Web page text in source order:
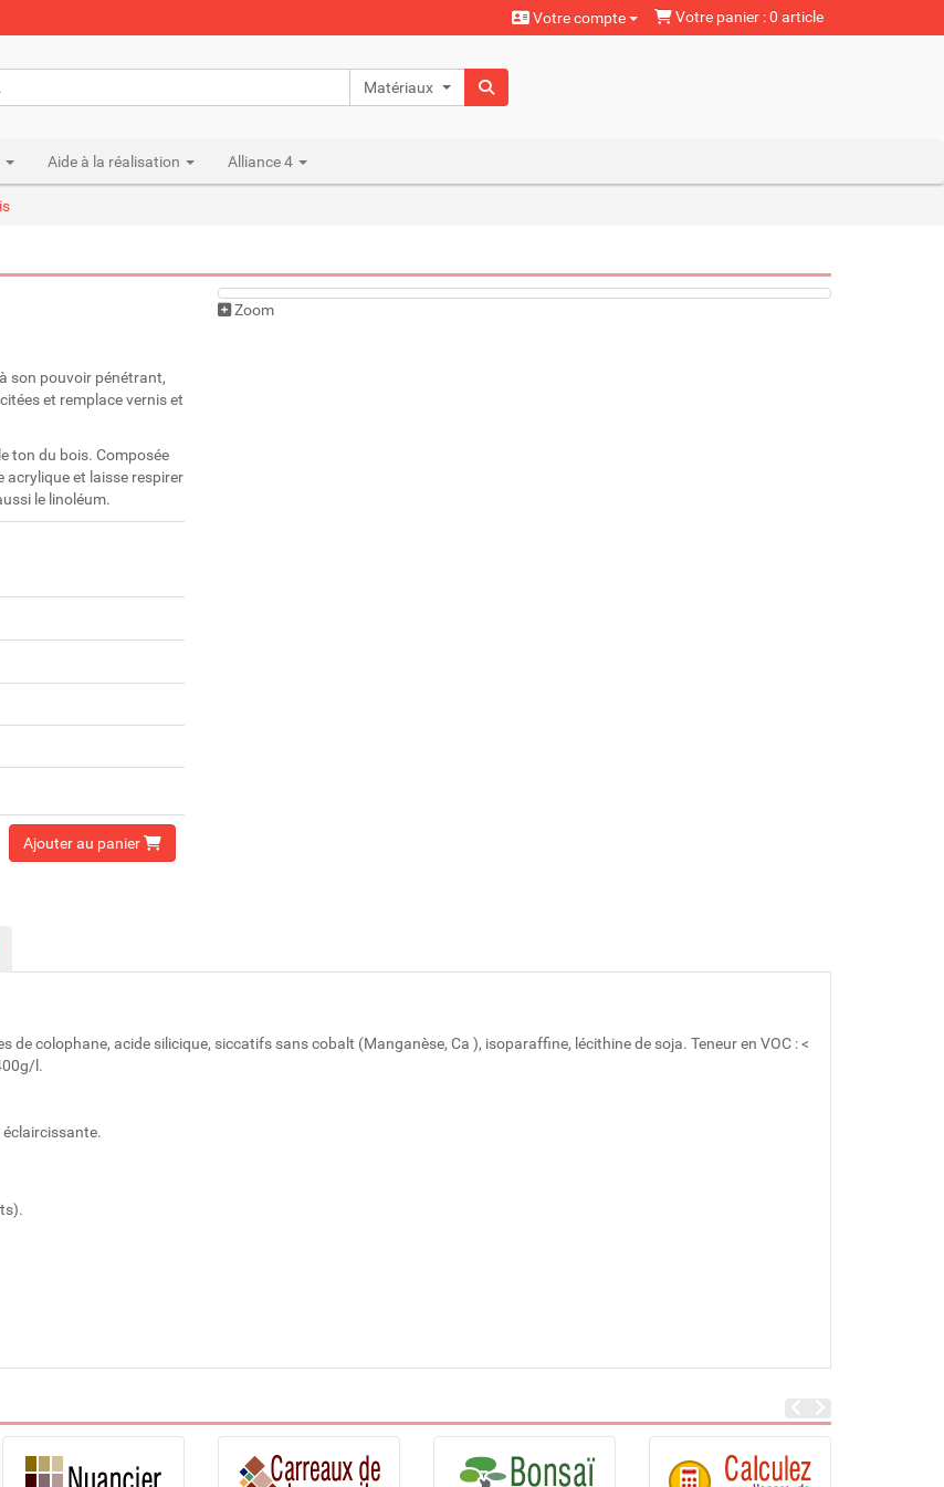
Votre compte Votre panier : 0 article
Matériaux naturels
Aide à la réalisation Alliance 4
son pouvoir pénétrant,
et remplace vernis et
ton du bois. Composée
acrylique et laisse respirer
le linoléum.
Ajouter au panier
Zoom
de colophane, acide silicique, siccatifs sans cobalt (Manganèse, Ca ), isoparaffine, lécithine de soja. Teneur en VOC : <
l.